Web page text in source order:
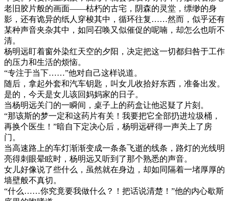
老旧胶片般的画面——枯朽的古宅，阴森的灵堂，缥缈的身
影，还有诡异的纸人穿梭其中，循环往复……然而，似乎还有
某种声音夹杂其中，如同召唤又似催促的呢喃，却怎么也听不
清。
杨明远盯着窗外染红天空的夕阳，决定把这一切都归咎于工作
的压力和生活的烦恼。
“专注于当下……”他对自己这样说道。
随后，拿起外套和汽车钥匙，叫女儿收拾好东西，准备出发。
是的，今天是女儿该回妈妈家的日子。
当杨明远关门的一瞬间，桌子上的药盒让他迟疑了片刻。
“那该斯的梦一定和这药片有关！我要把它全部扔进垃圾桶，
再换个医生！”暗自下定决心后，杨明远砰得一声关上了房
门。
当高速路上的车灯渐渐变成一条条飞逝的线条，路灯的光线明
亮得刺眼晕眩时，杨明远又听到了那个熟悉的声音。
女儿好像说了些什么，虽然就在身边，却如同隔着一堵厚厚的
墙壁般不真切。
“什么……你究竟要我做什么？！把话说清楚！”他的内心歇斯